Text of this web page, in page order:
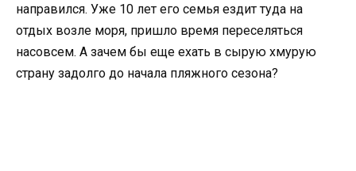
направился. Уже 10 лет его семья ездит туда на
отдых возле моря, пришло время переселяться
насовсем. А зачем бы еще ехать в сырую хмурую
страну задолго до начала пляжного сезона?